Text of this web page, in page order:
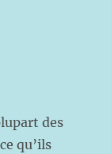
des
qu’ils